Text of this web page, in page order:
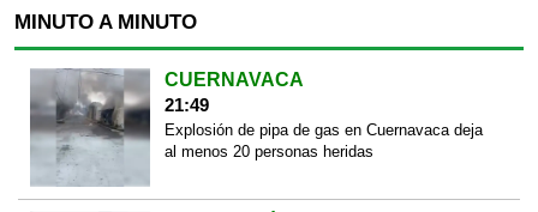
MINUTO A MINUTO
CUERNAVACA
21:49
Explosión de pipa de gas en Cuernavaca deja
al menos 20 personas heridas